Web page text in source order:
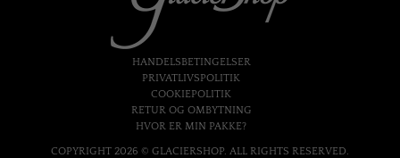
HANDELSBETINGELSER
PRIVATLIVSPOLITIK
COOKIEPOLITIK
RETUR OG OMBYTNING
HVOR ER MIN PAKKE?
COPYRIGHT 2026 © GLACIERSHOP. ALL RIGHTS RESERVED.